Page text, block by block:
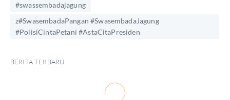
#swassembadajagung
z#SwasembadaPangan #SwasembadaJagung
#PolisiCintaPetani #AstaCitaPresiden
BERITA TERBARU